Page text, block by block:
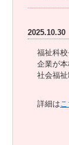
2025.10.30
福祉科
企業が
社会福
詳細は